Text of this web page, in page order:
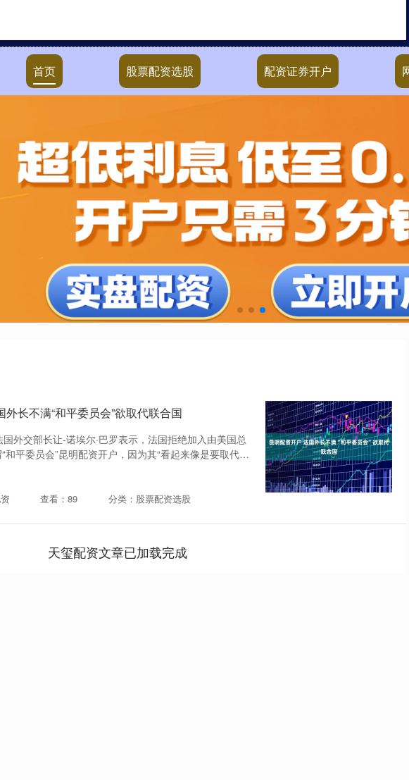
首页 股票配资选股 配资证券开户
外长不满“和平委员会”欲取代联合国
外交部长让-诺埃尔·巴罗表示，法国拒绝加入由美国总
和平委员会”昆明配资开户，因为其“看起来像是要取代联
查看：89 分类：股票配资选股
天玺配资文章已加载完成